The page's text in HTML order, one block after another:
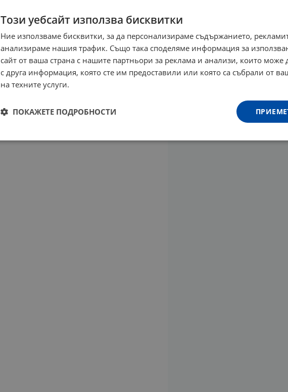
Този уебсайт използва бисквитки
Ние използваме бисквитки, за да персонализираме съдържанието,
анализираме нашия трафик. Също така споделяме информация за
сайт от ваша страна с нашите партньори за реклама и анализи, които може
с друга информация, която сте им предоставили или която са събрали от
на техните услуги.
ПОКАЖЕТЕ ПОДРОБНОСТИ